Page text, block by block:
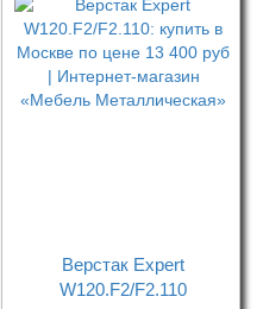
Верстак Expert
W120.F2/F2.110